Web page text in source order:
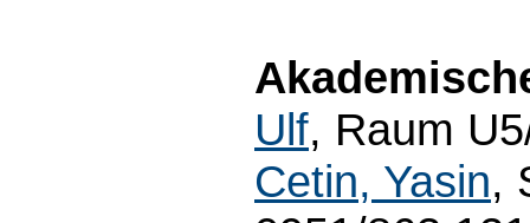
Ulf, Raum
Cetin, Yasin,